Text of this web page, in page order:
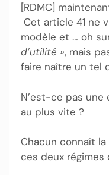
[RDMC]
Cet article 41 ne
modèle et … oh
d’utilité », mais
faire naître un tel
N’est-ce pas une
au plus vite ?
Chacun connaît
ces deux régimes